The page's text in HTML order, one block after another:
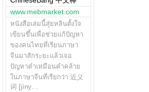
www.mebmarket.com
หนังสือเล่มนี้สุ่ยหลินตั้งใจ
เขียนขึ้นเพื่อช่วยแก้ปัญหา
ของคนไทยที่เรียนภาษา
จีนมาสักระยะแล้วเจอ
ปัญหาคำเหมือนคำคล้าย
ในภาษาจีนที่เรียกว่า 近义
词 [jìny…